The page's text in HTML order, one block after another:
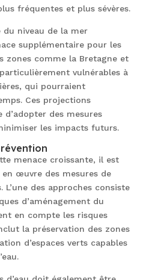
fréquentes et plus sévères.
niveau de la mer
supplémentaire pour les
zones comme la Bretagne et
vulnérables à
qui pourraient
Ces projections
d’adopter des mesures
les impacts futurs.
menace croissante, il est
œuvre des mesures de
L’une des approches consiste
d’aménagement du
en compte les risques
la préservation des zones
d’espaces verts capables